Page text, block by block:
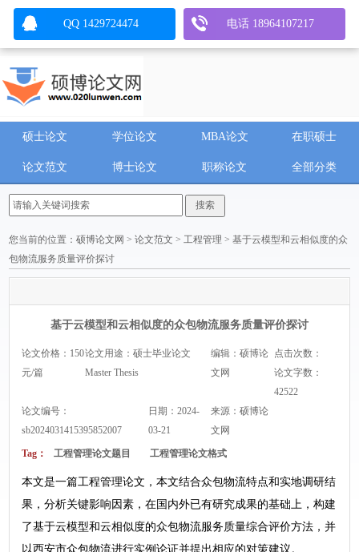
硕士论文 学位论文 MBA论文 在职硕士
论文范文 博士论文 职称论文 全部分类
您当前的位置：硕博论文网 >论文范文 > 工程管理 > 基于云模型和云相似度的众
包物流服务质量评价探讨
基于云模型和云相似度的众包物流服务质量评价探讨
论文价格：150
元/篇
论文用途：硕士毕业论文
Master Thesis
编辑：硕博论
文网
点击次数：
论文字数：
42522
论文编号：
sb2024031415395852007
日期：2024-
03-21
来源：硕博论
文网
Tag： 工程管理论文题目 工程管理论文格式
本文是一篇工程管理论文，本文结合众包物流特点和实地调研结
果，分析关键影响因素，在国内外已有研究成果的基础上，构建
了基于云模型和云相似度的众包物流服务质量综合评价方法，并
以西安市众包物流进行实例论证并提出相应的对策建议。
QQ 1429724474 电话 18964107217